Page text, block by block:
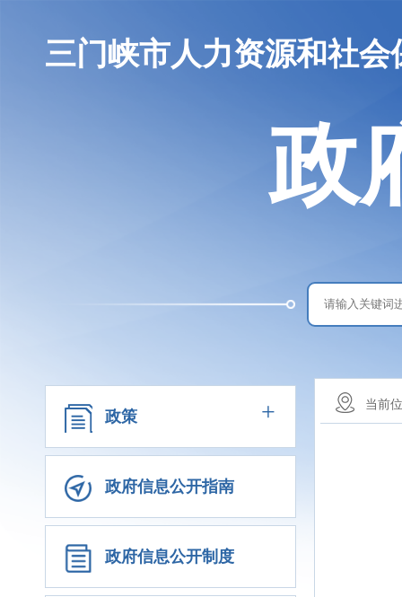
三门峡市人力资源和社会
政
政策 +
政府信息公开指南
政府信息公开制度
当前